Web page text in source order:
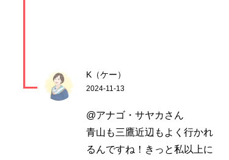
K（ケー）
2024-11-13
@アナゴ・サヤカさん
青山も三鷹近辺もよく行かれ
るんですね！きっと私以上に